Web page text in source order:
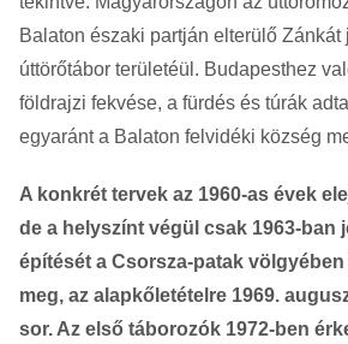
Balaton északi partján elterülő
úttörőtábor területéül. Budapesthez
földrajzi fekvése, a fürdés és túrák
egyaránt a Balaton felvidéki község
A konkrét tervek az 1960-as évek
de a helyszínt végül csak 1963-ban
építését a Csorsza-patak
meg, az alapkőletételre 1969.
sor. Az első táborozók 1972-ben